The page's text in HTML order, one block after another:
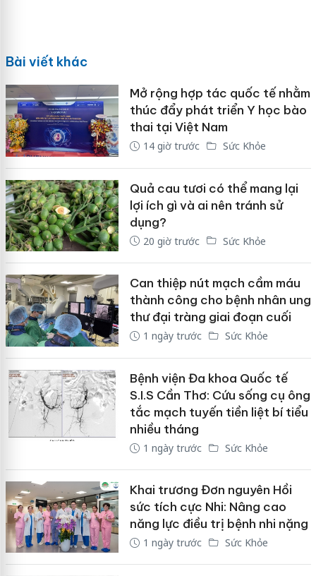
Bài viết khác
Mở rộng hợp tác quốc tế nhằm
thúc đẩy phát triển Y học bào
thai tại Việt Nam
14 giờ trước Sức Khỏe
Quả cau tươi có thể mang lại
lợi ích gì và ai nên tránh sử
dụng?
20 giờ trước Sức Khỏe
Can thiệp nút mạch cầm máu
thành công cho bệnh nhân ung
thư đại tràng giai đoạn cuối
1 ngày trước Sức Khỏe
Bệnh viện Đa khoa Quốc tế
S.I.S Cần Thơ: Cứu sống cụ ông
tắc mạch tuyến tiền liệt bí tiểu
nhiều tháng
1 ngày trước Sức Khỏe
Khai trương Đơn nguyên Hồi
sức tích cực Nhi: Nâng cao
năng lực điều trị bệnh nhi nặng
1 ngày trước Sức Khỏe